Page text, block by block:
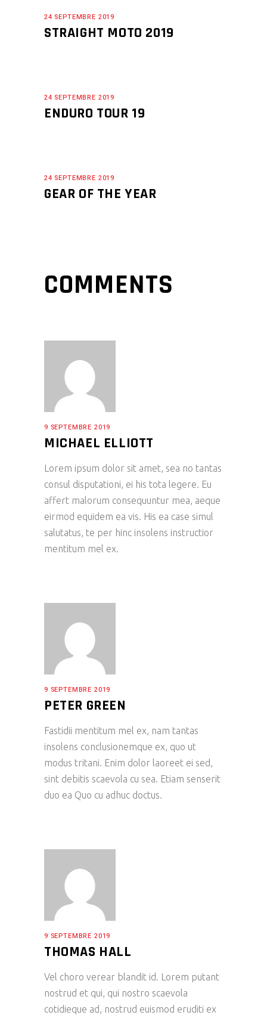
24 SEPTEMBRE 2019
STRAIGHT MOTO 2019
24 SEPTEMBRE 2019
ENDURO TOUR 19
24 SEPTEMBRE 2019
GEAR OF THE YEAR
COMMENTS
9 SEPTEMBRE 2019
MICHAEL ELLIOTT
Lorem ipsum dolor sit amet, sea no tantas
consul disputationi, ei his tota legere. Eu
affert malorum consequuntur mea, aeque
eirmod equidem ea vis. His ea case simul
salutatus, te per hinc insolens instructior
mentitum mel ex.
9 SEPTEMBRE 2019
PETER GREEN
Fastidii mentitum mel ex, nam tantas
insolens conclusionemque ex, quo ut
modus tritani. Enim dolor laoreet ei sed,
sint debitis scaevola cu sea. Etiam senserit
duo ea Quo cu adhuc doctus.
9 SEPTEMBRE 2019
THOMAS HALL
Vel choro verear blandit id. Lorem putant
nostrud et qui, qui nostro scaevola
cotidieque ad, nostrud euismod eruditi ex